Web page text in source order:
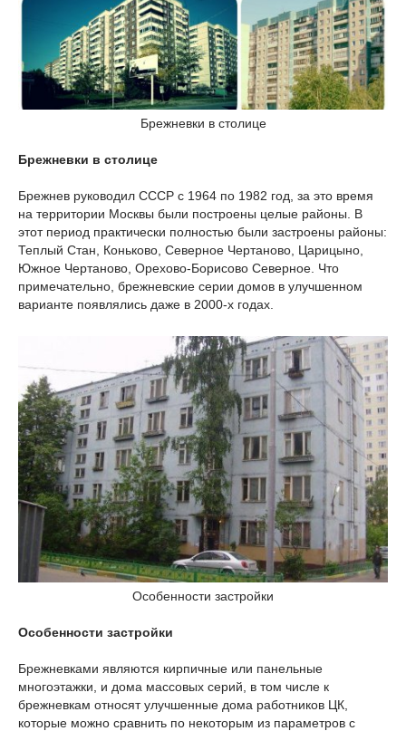
Брежневки в столице
Брежневки в столице
Брежнев руководил СССР с 1964 по 1982 год, за это время
на территории Москвы были построены целые районы. В
этот период практически полностью были застроены районы:
Теплый Стан, Коньково, Северное Чертаново, Царицыно,
Южное Чертаново, Орехово-Борисово Северное. Что
примечательно, брежневские серии домов в улучшенном
варианте появлялись даже в 2000-х годах.
Особенности застройки
Особенности застройки
Брежневками являются кирпичные или панельные
многоэтажки, и дома массовых серий, в том числе к
брежневкам относят улучшенные дома работников ЦК,
которые можно сравнить по некоторым из параметров с